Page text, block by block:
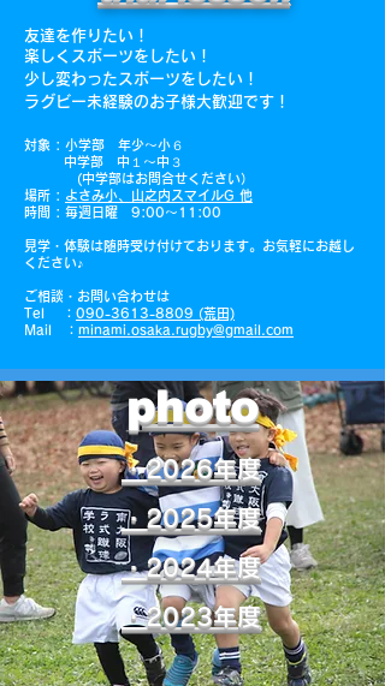
友達を作りたい！
楽しくスポーツをしたい！
少し変わったスポーツをしたい！
ラグビー未経験のお子様大歓迎です！
対象 : 小学部 年少～小６
中学部 中１～中３
(中学部はお問合せください）
場所 : よさみ小、山之内スマイルG 他
時間 : ​毎週日曜 9:00～11:00
見学・体験は随時受け付けております。お気軽にお越し
ください♪
ご相談・お問い合わせは
Tel ： 090-3613-8809 (荒田)
Mail ： minami.osaka.rugby@gmail.com
photo
・2026年度
・2025年度
・2024年度
・2023年度